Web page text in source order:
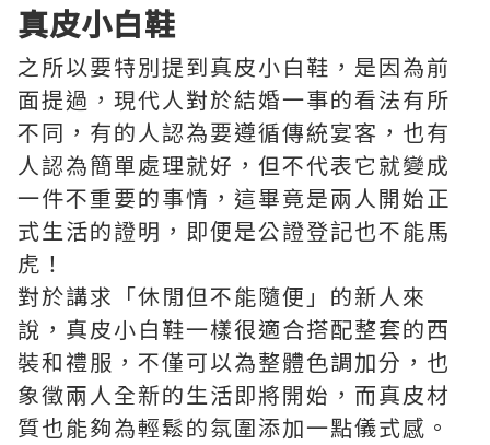
真皮小白鞋
之所以要特別提到真皮小白鞋，是因為前
面提過，現代人對於結婚一事的看法有所
不同，有的人認為要遵循傳統宴客，也有
人認為簡單處理就好，但不代表它就變成
一件不重要的事情，這畢竟是兩人開始正
式生活的證明，即便是公證登記也不能馬
虎！
對於講求「休閒但不能隨便」的新人來
說，真皮小白鞋一樣很適合搭配整套的西
裝和禮服，不僅可以為整體色調加分，也
象徵兩人全新的生活即將開始，而真皮材
質也能夠為輕鬆的氛圍添加一點儀式感。